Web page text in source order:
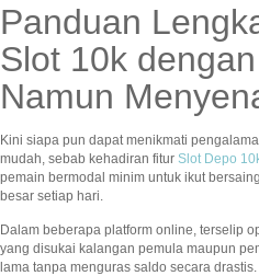
Panduan
Slot 10k
Namun
Kini siapa pun dapat menikmati
mudah, sebab kehadiran fitur Slot Depo
pemain bermodal minim untuk ikut
besar setiap hari.
Dalam beberapa platform online, terselip
yang disukai kalangan pemula maupun
lama tanpa menguras saldo secara drastis.